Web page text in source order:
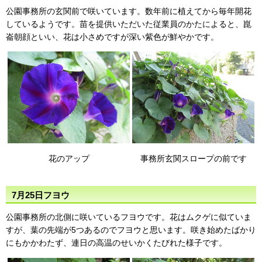
公園事務所の玄関前で咲いています。数年前に植えてから毎年開花
しているようです。苗を提供いただいた従業員のかたによると、崑
崙朝顔といい、花は小さめですが深い紫色が鮮やかです。
花のアップ 事務所玄関スロープの前です
7月25日フヨウ
公園事務所の北側に咲いているフヨウです。花はムクゲに似ていま
すが、葉の先端が5つあるのでフヨウと思います。咲き始めたばかり
にもかかわたず、連日の高温のせいかくたびれた様子です。